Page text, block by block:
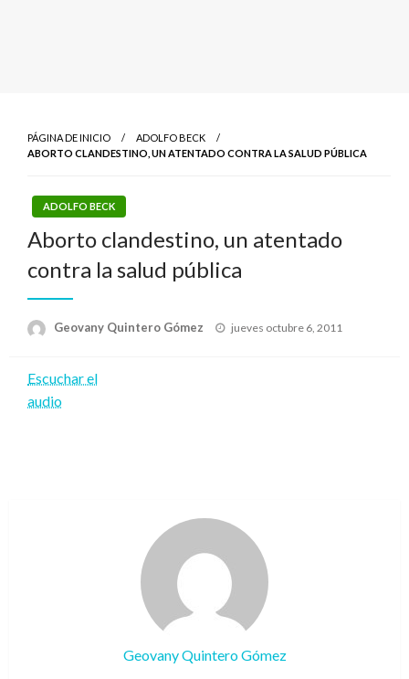
PÁGINA DE INICIO
ADOLFO BECK
ABORTO CLANDESTINO, UN ATENTADO CONTRA LA SALUD PÚBLICA
ADOLFO BECK
Aborto clandestino, un atentado
contra la salud pública
Geovany Quintero Gómez
Publicado
jueves octubre 6, 2011
Escuchar el
audio
Geovany Quintero Gómez